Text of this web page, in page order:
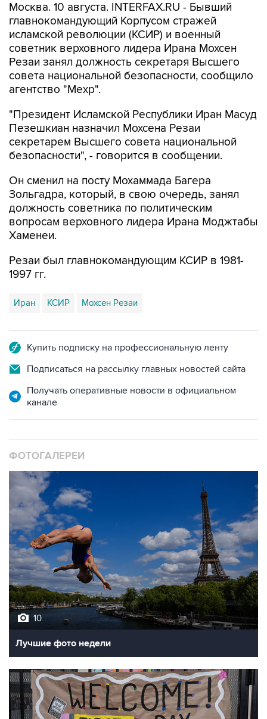
Москва. 10 августа. INTERFAX.RU - Бывший
главнокомандующий Корпусом стражей
исламской революции (КСИР) и военный
советник верховного лидера Ирана Мохсен
Резаи занял должность секретаря Высшего
совета национальной безопасности, сообщило
агентство "Мехр".
"Президент Исламской Республики Иран Масуд
Пезешкиан назначил Мохсена Резаи
секретарем Высшего совета национальной
безопасности", - говорится в сообщении.
Он сменил на посту Мохаммада Багера
Зольгадра, который, в свою очередь, занял
должность советника по политическим
вопросам верховного лидера Ирана Моджтабы
Хаменеи.
Резаи был главнокомандующим КСИР в 1981-
1997 гг.
Иран КСИР Мохсен Резаи
Купить подписку на профессиональную ленту
Подписаться на рассылку главных новостей сайта
Получать оперативные новости в официальном
канале
ФОТОГАЛЕРЕИ
10
Лучшие фото недели